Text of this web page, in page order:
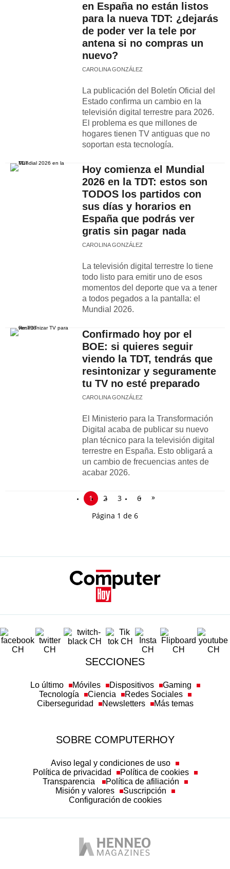
en España no están listos
para la nueva TDT: ¿dejarás
de poder ver la tele por
antena si no compras un
nuevo?
CAROLINA GONZÁLEZ
La publicación del Boletín Oficial del
Estado confirma un cambio en la
televisión digital terrestre para 2026.
El problema es que millones de
hogares tienen TV antiguas que no
soportan esta tecnología.
Hoy comienza el Mundial
2026 en la TDT: estos son
TODOS los partidos con
sus días y horarios en
España que podrás ver
gratis sin pagar nada
CAROLINA GONZÁLEZ
La televisión digital terrestre lo tiene
todo listo para emitir uno de esos
momentos del deporte que va a tener
a todos pegados a la pantalla: el
Mundial 2026.
Confirmado hoy por el
BOE: si quieres seguir
viendo la TDT, tendrás que
resintonizar y seguramente
tu TV no esté preparado
CAROLINA GONZÁLEZ
El Ministerio para la Transformación
Digital acaba de publicar su nuevo
plan técnico para la televisión digital
terrestre en España. Esto obligará a
un cambio de frecuencias antes de
acabar 2026.
1 2 3 6
»
Página 1 de 6
SECCIONES
Lo último Móviles Dispositivos
Gaming
Tecnología
Ciencia
Redes Sociales
Ciberseguridad
Newsletters Más temas
SOBRE COMPUTERHOY
Aviso legal y condiciones de uso
Política de privacidad
Política de cookies
Transparencia
Política de afiliación
Misión y valores
Suscripción
Configuración de cookies